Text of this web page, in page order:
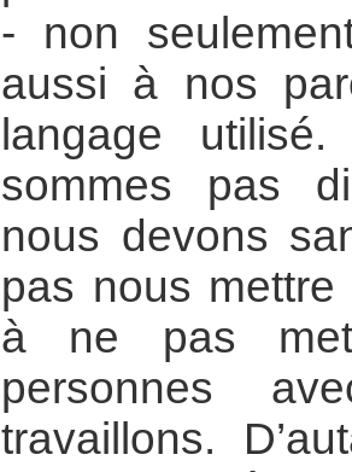
- non
aussi à nos
langage
sommes pas
nous devons
pas nous
à ne pas
personnes
travaillons.